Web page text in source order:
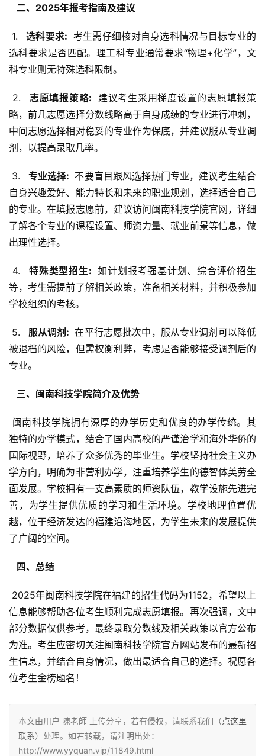
  二、2025年报考指南及建议
1.
  选科要求:
考生需仔细核对自身选科情况与目标专业的
选科要求是否匹配。理工科专业通常要求“物理+化学”，文
科专业则无特殊选科限制。
2.
  志愿填报策略:
建议考生采用梯度设置的志愿填报策
略，前几志愿选择分数线略高于自身成绩的专业进行冲刺，
中间志愿选择相对稳妥的专业作为保底，并建议服从专业调
剂，以提高录取几率。
3.
  专业选择:
不要盲目跟风选择热门专业，建议考生结合
自身兴趣爱好、能力特长和未来的职业规划，选择适合自己
的专业。在填报志愿前，建议访问闽南科技学院官网，详细
了解各个专业的课程设置、师资力量、就业前景等信息，做
出理性选择。
4.
  特殊类型招生:
如计划报考强基计划、综合评价招生
等，考生需提前了解相关政策，准备相关材料，并积极参加
学校组织的考核。
5.
  服从调剂:
在平行志愿批次中，服从专业调剂可以降低
被退档的风险，但需权衡利弊，考虑是否能够接受调剂后的
专业。
  三、闽南科技学院简介及优势
独特的办学模式，结合了国内高校的严谨治学和海外华侨的
国际视野，培养了众多优秀的毕业生。学校坚持社会主义办
学方向，明确为非营利办学，注重培养学生的德智体美劳全
面发展。学校拥有一支高素质的师资队伍，教学设施先进完
善，为学生提供优质的学习和生活环境。学校地理位置优
越，位于经济发达的福建沿海地区，为学生未来的发展提供
了广阔的空间。
  四、总结
信息能够帮助各位考生顺利完成志愿填报。再次强调，文中
部分数据仅供参考，最终录取分数线及相关政策以官方公布
为准。考生应密切关注闽南科技学院官方网站发布的最新招
生信息，并结合自身情况，做出最适合自己的选择。祝愿各
位考生金榜题名！
本文由用户 陳老師 上传分享，若有侵权，请联系我们（点这里
联系）处理。如若转载，请注明出处：
http://www.yyquan.vip/11849.html